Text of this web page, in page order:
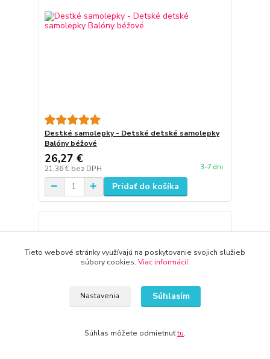
Destké samolepky - Detské detské samolepky
Balóny béžové
26,27 €
21,36 € bez DPH 3-7 dni
Pridať do košíka
Tieto webové stránky využívajú na poskytovanie svojich služieb
súbory cookies. Viac informácií.
Nastavenia Súhlasím
Súhlas môžete odmietnuťtu.